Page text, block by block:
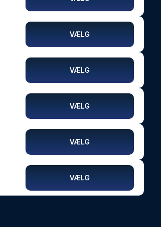
VÆLG
VÆLG
VÆLG
VÆLG
VÆLG